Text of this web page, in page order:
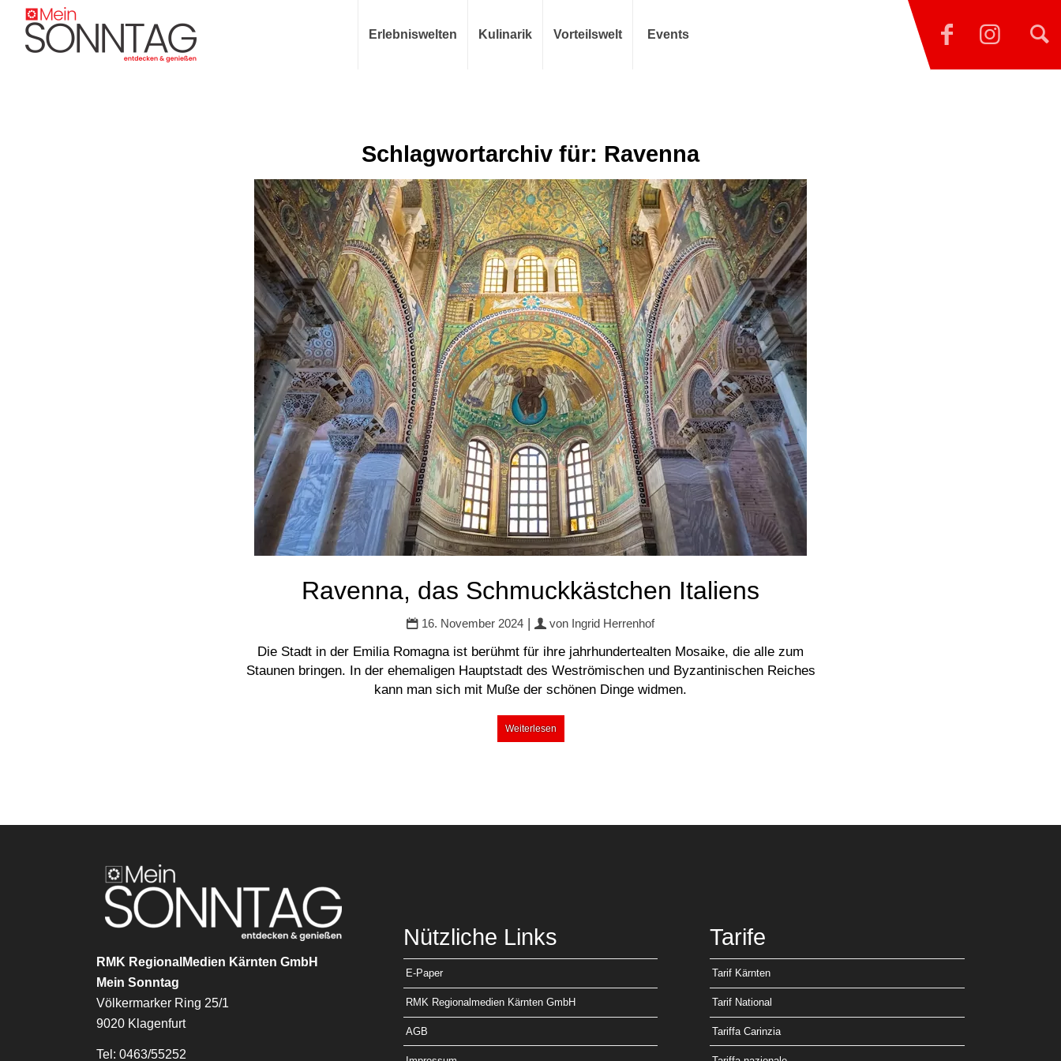
Erlebniswelten Kulinarik Vorteilswelt Events
Schlagwortarchiv für: Ravenna
Ravenna, das Schmuckkästchen Italiens
16. November 2024 | von Ingrid Herrenhof
Die Stadt in der Emilia Romagna ist berühmt für ihre jahrhundertealten Mosaike, die alle zum
Staunen bringen. In der ehemaligen Hauptstadt des Weströmischen und Byzantinischen Reiches
kann man sich mit Muße der schönen Dinge widmen.
Weiterlesen
RMK RegionalMedien Kärnten GmbH
Mein Sonntag
Völkermarker Ring 25/1
9020 Klagenfurt
Tel: 0463/55252
Nützliche Links
E-Paper
RMK Regionalmedien Kärnten GmbH
AGB
Tarife
Tarif Kärnten
Tarif National
Tariffa Carinzia